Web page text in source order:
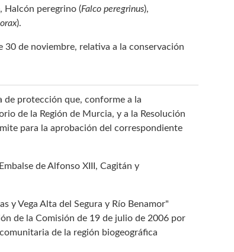
Halcón peregrino (Falco peregrinus),
).
30 de noviembre, relativa a la conservación
de protección que, conforme a la
de la Región de Murcia, y a la Resolución
para la aprobación del correspondiente
de Alfonso XIII, Cagitán y
y Vega Alta del Segura y Río Benamor"
de la Comisión de 19 de julio de 2006 por
de la región biogeográfica